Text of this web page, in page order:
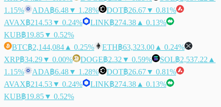
1.15%
ADA฿6.48▼ 1.28% DOT฿26.67▼ 0.81%
AVAX฿214.53▼ 0.24% LINK฿274.38 ▲ 0.13%
KUB฿19.85▼ 0.52%
BTC฿2,144,084 ▲ 0.25% ETH฿63,323.00 ▲ 0.24%
XRP฿34.29▼ 0.00% DOGE฿2.32 ▼ 0.59% SOL฿2,537.22 ▲
1.15%
ADA฿6.48▼ 1.28% DOT฿26.67▼ 0.81%
AVAX฿214.53▼ 0.24% LINK฿274.38 ▲ 0.13%
KUB฿19.85▼ 0.52%